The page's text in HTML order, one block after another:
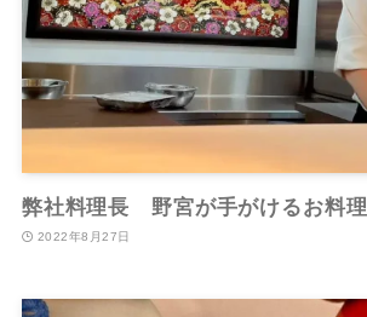
弊社料理長 野宮が手がけるお料理
2022年8月27日